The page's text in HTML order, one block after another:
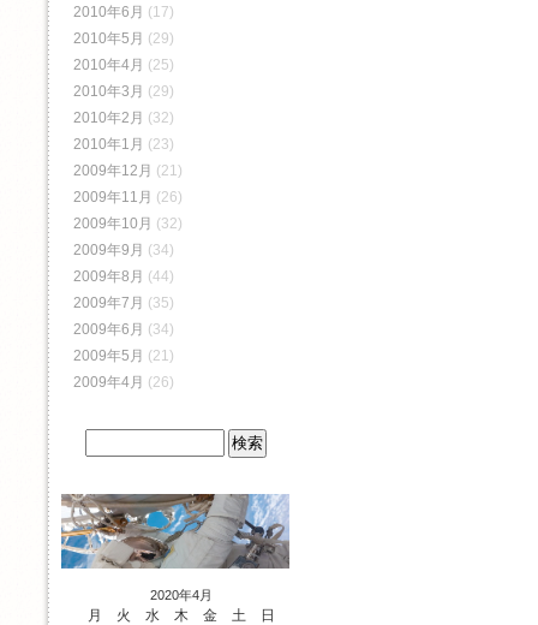
2010年6月 (17)
2010年5月 (29)
2010年4月 (25)
2010年3月 (29)
2010年2月 (32)
2010年1月 (23)
2009年12月 (21)
2009年11月 (26)
2009年10月 (32)
2009年9月 (34)
2009年8月 (44)
2009年7月 (35)
2009年6月 (34)
2009年5月 (21)
2009年4月 (26)
2020年4月
月 火 水 木 金 土
日